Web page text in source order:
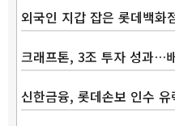
외국인 지갑 잡은 롯데백
크래프톤, 3조 투자 성과…
신한금융, 롯데손보 인수